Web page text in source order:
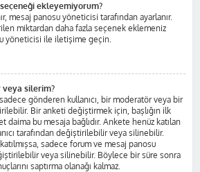
ekleyemiyorum?
mesaj panosu yöneticisi tarafından ayarlanır.
miktardan daha fazla seçenek eklemeniz
yöneticisi ile iletişime geçin.
veya silerim?
gönderen kullanıcı, bir moderatör veya bir
Bir anketi değiştirmek için, başlığın ilk
daima bu mesaja bağlıdır. Ankete henüz katılan
tarafından değiştirilebilir veya silinebilir.
sadece forum ve mesaj panosu
veya silinebilir. Böylece bir süre sonra
saptırma olanağı kalmaz.